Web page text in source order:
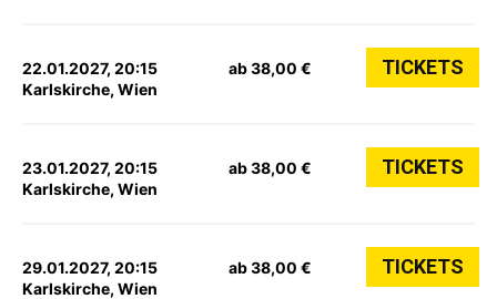
22.01.2027, 20:15
Karlskirche, Wien
ab 38,00 € TICKETS
23.01.2027, 20:15
Karlskirche, Wien
ab 38,00 € TICKETS
29.01.2027, 20:15
Karlskirche, Wien
ab 38,00 € TICKETS